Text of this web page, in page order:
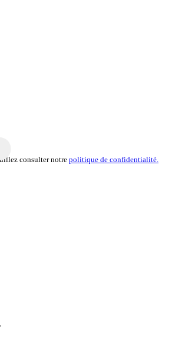
consulter notre politique de confidentialité.